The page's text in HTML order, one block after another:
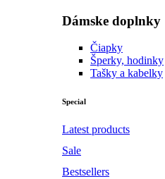
Dámske doplnky
Čiapky
Šperky, hodinky
Tašky a kabelky
Special
Latest products
Sale
Bestsellers